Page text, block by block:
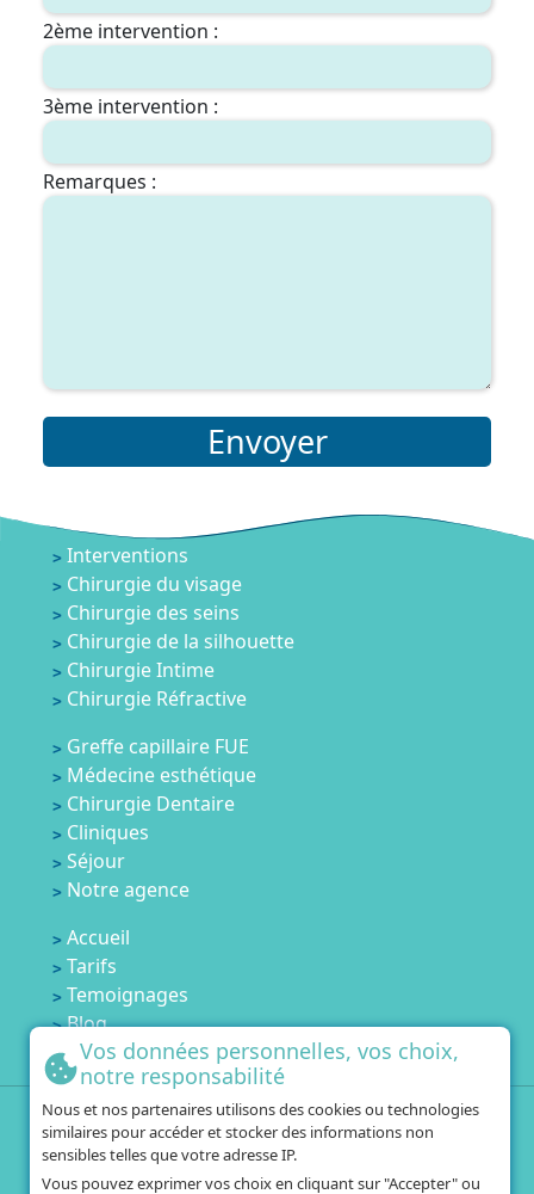
2ème intervention :
3ème intervention :
Remarques :
Envoyer
Interventions
Chirurgie du visage
Chirurgie des seins
Chirurgie de la silhouette
Chirurgie Intime
Chirurgie Réfractive
Greffe capillaire FUE
Médecine esthétique
Chirurgie Dentaire
Cliniques
Séjour
Notre agence
Accueil
Tarifs
Temoignages
Blog
Contactez-nous
+33 1 84 80 60 67
+216 25 751 554
Vos données personnelles, vos choix,
notre responsabilité
Nous et nos partenaires utilisons des cookies ou technologies
similaires pour accéder et stocker des informations non
sensibles telles que votre adresse IP.
Vous pouvez exprimer vos choix en cliquant sur "Accepter" ou